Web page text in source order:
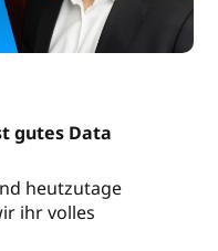
gutes Data
heutzutage
ihr volles